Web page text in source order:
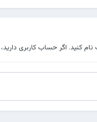
کنید. اگر حساب کاربری دارید،